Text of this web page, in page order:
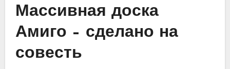
Массивная доска
Амиго – сделано на
совесть